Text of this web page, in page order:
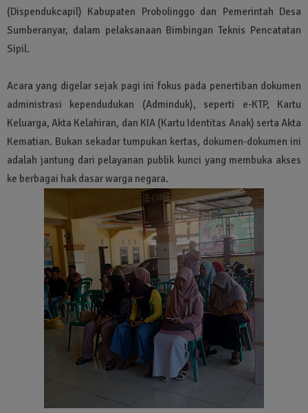
(Dispendukcapil) Kabupaten Probolinggo dan Pemerintah Desa
Sumberanyar, dalam pelaksanaan Bimbingan Teknis Pencatatan
Sipil.
Acara yang digelar sejak pagi ini fokus pada penertiban dokumen
administrasi kependudukan (Adminduk), seperti e-KTP, Kartu
Keluarga, Akta Kelahiran, dan KIA (Kartu Identitas Anak) serta Akta
Kematian. Bukan sekadar tumpukan kertas, dokumen-dokumen ini
adalah jantung dari pelayanan publik kunci yang membuka akses
ke berbagai hak dasar warga negara.